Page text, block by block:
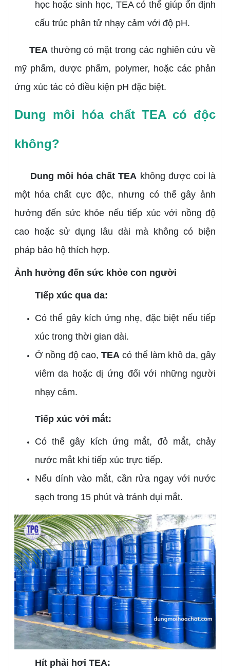
học hoặc sinh học, TEA có thể giúp ổn định
cấu trúc phân tử nhạy cảm với độ pH.
TEA thường có mặt trong các nghiên cứu về
mỹ phẩm, dược phẩm, polymer, hoặc các phản
ứng xúc tác có điều kiện pH đặc biệt.
Dung môi hóa chất TEA có độc
không?
Dung môi hóa chất TEA không được coi là
một hóa chất cực độc, nhưng có thể gây ảnh
hưởng đến sức khỏe nếu tiếp xúc với nồng độ
cao hoặc sử dụng lâu dài mà không có biện
pháp bảo hộ thích hợp.
Ảnh hưởng đến sức khỏe con người
Tiếp xúc qua da:
Có thể gây kích ứng nhẹ, đặc biệt nếu tiếp
xúc trong thời gian dài.
Ở nồng độ cao,TEA có thể làm khô da, gây
viêm da hoặc dị ứng đối với những người
nhạy cảm.
Tiếp xúc với mắt:
Có thể gây kích ứng mắt, đỏ mắt, chảy
nước mắt khi tiếp xúc trực tiếp.
Nếu dính vào mắt, cần rửa ngay với nước
sạch trong 15 phút và tránh dụi mắt.
Hít phải hơi TEA: